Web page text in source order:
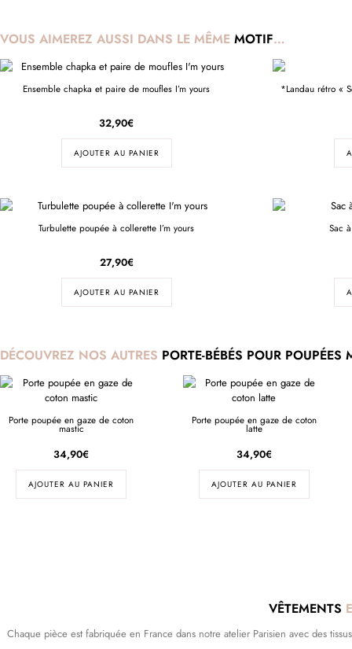
VOUS AIMEREZ AUSSI DANS LE MÊME MOTIF…
Ensemble chapka et paire de moufles I’m yours
32,90€
AJOUTER AU PANIER
*Landau rétro «
Turbulette poupée à collerette I’m yours
27,90€
AJOUTER AU PANIER
Sac
DÉCOUVREZ NOS AUTRES PORTE-BÉBÉS POUR
Porte poupée en gaze de coton
mastic
34,90€
AJOUTER AU PANIER
Porte poupée en gaze de coton
latte
34,90€
AJOUTER AU PANIER
VÊTEMENTS
Chaque pièce est fabriquée en France dans notre atelier Parisien avec des